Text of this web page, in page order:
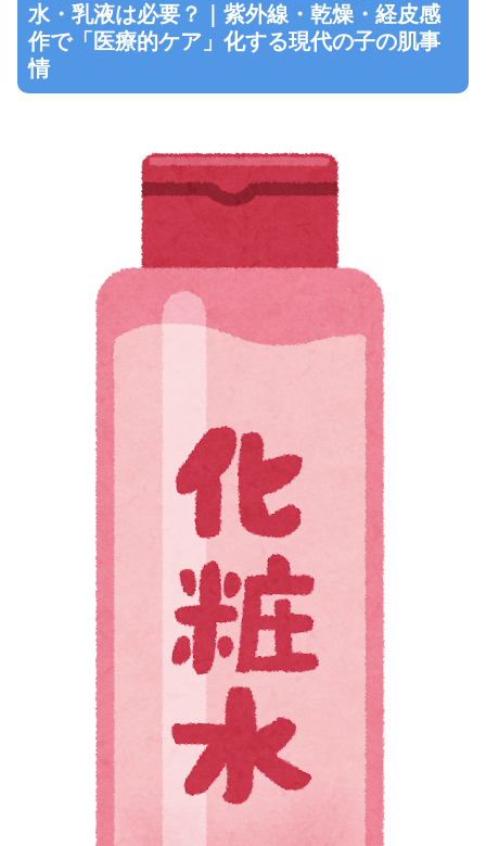
水・乳液は必要？｜紫外線・乾燥・経皮感
作で「医療的ケア」化する現代の子の肌事
情